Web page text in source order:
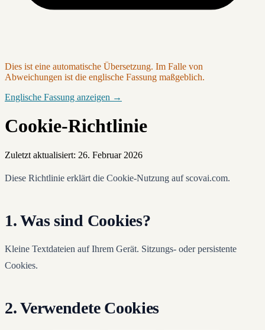
Dies ist eine automatische Übersetzung. Im Falle von
Abweichungen ist die englische Fassung maßgeblich.
Englische Fassung anzeigen →
Cookie-Richtlinie
Zuletzt aktualisiert: 26. Februar 2026
Diese Richtlinie erklärt die Cookie-Nutzung auf scovai.com.
1. Was sind Cookies?
Kleine Textdateien auf Ihrem Gerät. Sitzungs- oder persistente
Cookies.
2. Verwendete Cookies